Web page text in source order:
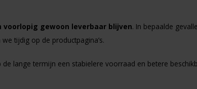
voorlopig gewoon leverbaar blijven. In bepaalde
tijdig op de productpagina’s.
lange termijn een stabielere voorraad en betere